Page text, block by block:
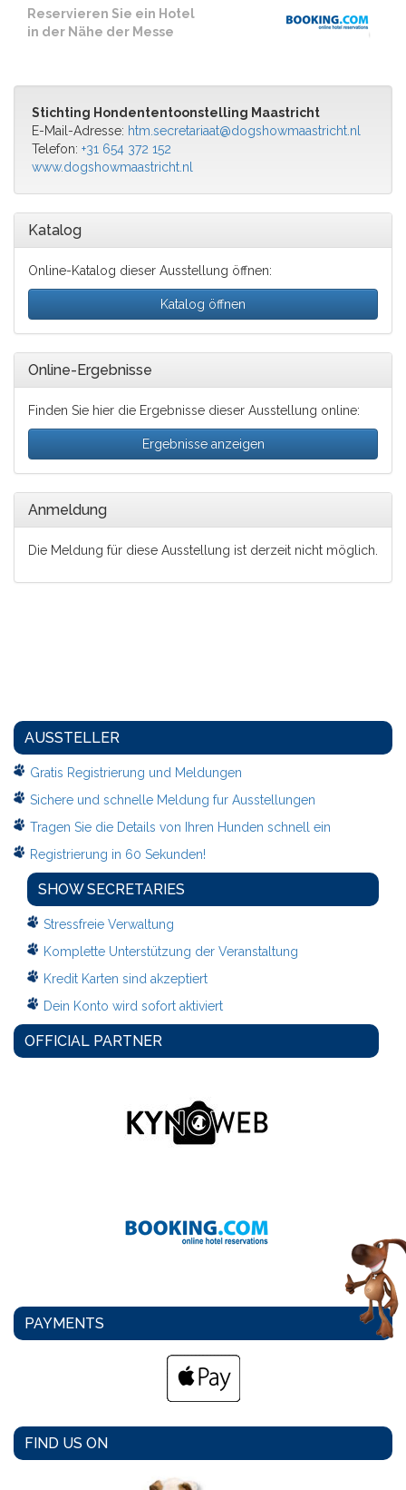
Reservieren Sie ein Hotel
in der Nähe der Messe
Stichting Hondententoonstelling Maastricht
E-Mail-Adresse: htm.secretariaat@dogshowmaastricht.nl
Telefon: +31 654 372 152
www.dogshowmaastricht.nl
Katalog
Online-Katalog dieser Ausstellung öffnen:
Katalog öffnen
Online-Ergebnisse
Finden Sie hier die Ergebnisse dieser Ausstellung online:
Ergebnisse anzeigen
Anmeldung
Die Meldung für diese Ausstellung ist derzeit nicht möglich.
AUSSTELLER
Gratis Registrierung und Meldungen
Sichere und schnelle Meldung fur Ausstellungen
Tragen Sie die Details von Ihren Hunden schnell ein
Registrierung in 60 Sekunden!
SHOW SECRETARIES
Stressfreie Verwaltung
Komplette Unterstützung der Veranstaltung
Kredit Karten sind akzeptiert
Dein Konto wird sofort aktiviert
OFFICIAL PARTNER
PAYMENTS
FIND US ON